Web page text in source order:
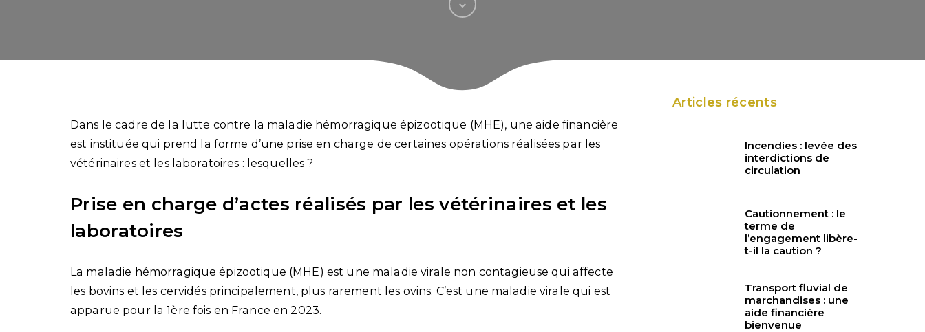
Dans le cadre de la lutte contre la maladie hémorragique épizootique (MHE), une aide financière
est instituée qui prend la forme d’une prise en charge de certaines opérations réalisées par les
vétérinaires et les laboratoires : lesquelles ?
Prise en charge d’actes réalisés par les vétérinaires et les
laboratoires
La maladie hémorragique épizootique (MHE) est une maladie virale non contagieuse qui affecte
les bovins et les cervidés principalement, plus rarement les ovins. C’est une maladie virale qui est
apparue pour la 1ère fois en France en 2023.
Articles récents
Incendies : levée des
interdictions de
circulation
Cautionnement : le
terme de
l’engagement libère-
t-il la caution ?
Transport fluvial de
marchandises : une
aide financière
bienvenue